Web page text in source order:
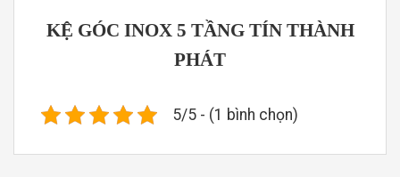
KỆ GÓC INOX 5 TẦNG TÍN THÀNH
PHÁT
5/5 - (1 bình chọn)